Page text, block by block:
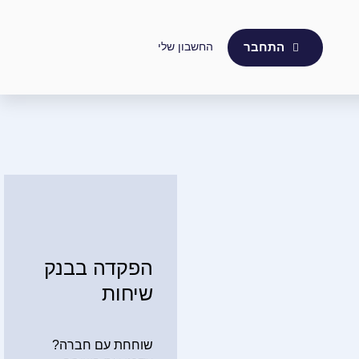
התחבר החשבון שלי
הפקדה בבנק
שיחות
שוחחת עם חברה?